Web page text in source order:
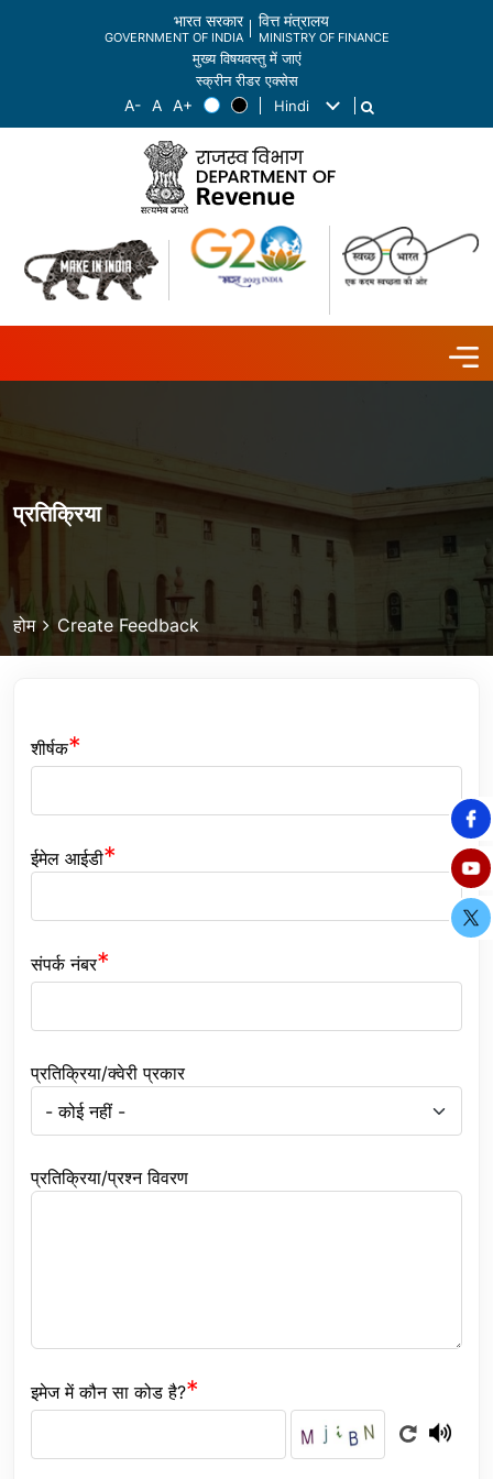
भारत सरकार
GOVERNMENT OF INDIA
वित्त मंत्रालय
MINISTRY OF FINANCE
मुख्य विषयवस्तु में जाएं
स्क्रीन रीडर एक्सेस
Hindi
List additional actions
प्रतिक्रिया
Breadcrumb
होम Create Feedback
शीर्षक
ईमेल आईडी
संपर्क नंबर
प्रतिक्रिया/क्वेरी प्रकार
प्रतिक्रिया/प्रश्न विवरण
इमेज में कौन सा कोड है?